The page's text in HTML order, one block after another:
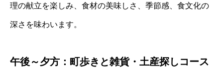
理の献立を楽しみ、食材の美味しさ、季節感、食文化の
深さを味わいます。
午後～夕方：町歩きと雑貨・土産探しコース